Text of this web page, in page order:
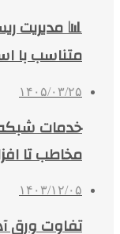
📊 مدیریت
متناسب با
۱۴۰۵/۰۳/۲۵
مخاطب تا
۱۴۰۳/۱۲/۰۵
تفاوت ورق